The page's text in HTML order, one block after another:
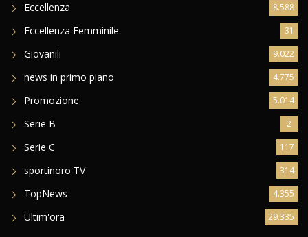
Eccellenza 8.588
Eccellenza Femminile 31
Giovanili 9.022
news in primo piano 4.775
Promozione 5.014
Serie B 2
Serie C 117
sportinoro TV 314
TopNews 4.355
Ultim'ora 29.335